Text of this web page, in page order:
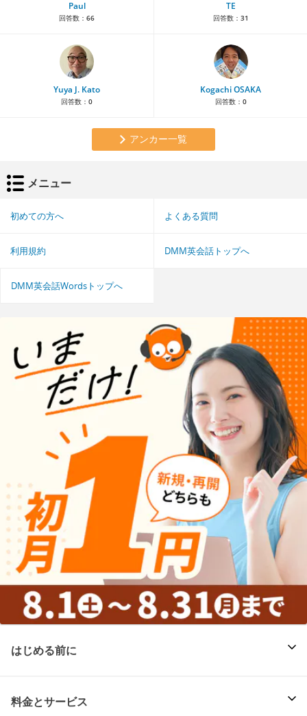
Paul
回答数： 66
TE
回答数： 31
Yuya J. Kato
回答数： 0
Kogachi OSAKA
回答数： 0
アンカー一覧
メニュー
初めての方へ よくある質問
利用規約 DMM英会話トップへ
DMM英会話Wordsトップへ
はじめる前に
料金とサービス